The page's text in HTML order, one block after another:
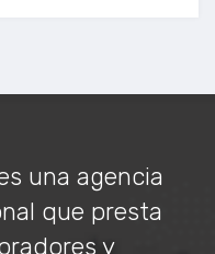
una agencia
que presta
y